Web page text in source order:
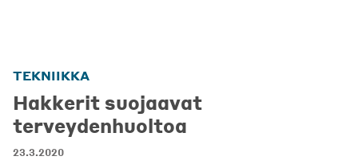
TEKNIIKKA
Hakkerit suojaavat
terveydenhuoltoa
23.3.2020